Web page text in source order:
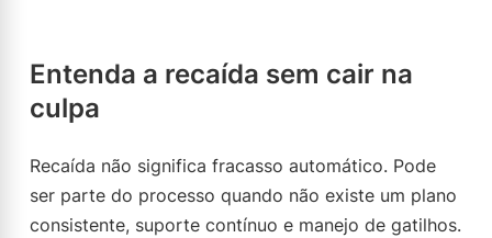
Entenda a recaída sem cair na
culpa
Recaída não significa fracasso automático. Pode
ser parte do processo quando não existe um plano
consistente, suporte contínuo e manejo de gatilhos.